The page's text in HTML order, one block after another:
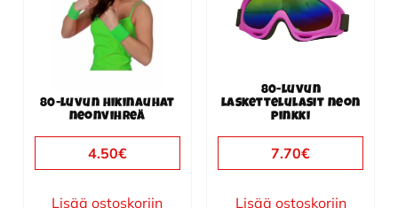
80-luvun hikinauhat
neonvihreä
4.50€
Lisää ostoskoriin
80-luvun
laskettelulasit neon
pinkki
7.70€
Lisää ostoskoriin